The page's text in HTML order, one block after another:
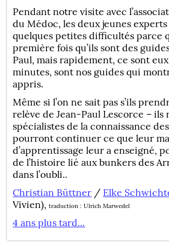
Pendant notre visite avec
du Médoc, les deux jeunes
quelques petites difficultés parce
première fois qu’ils sont des
Paul, mais rapidement, ce sont
minutes, sont nos guides qui
appris.
Même si l’on ne sait pas s’ils
relève de Jean-Paul Lescorce – ils
spécialistes de la connaissance
pourront continuer ce que leur
d’apprentissage leur a enseigné,
de l’histoire lié aux bunkers des
dans l’oubli..
Christian Büttner / Elke
Vivien),traduction : Ulrich Marwedel
4 ans plus tard...